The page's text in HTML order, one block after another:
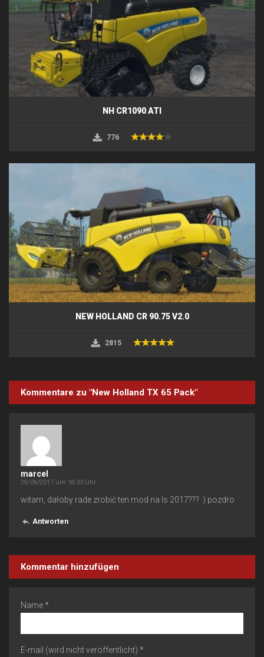
NH CR1090 ATI
776
NEW HOLLAND CR 90.75 V2.0
2815
Kommentare zu "New Holland TX 65 Pack"
marcel
29/06/2017 um 18:33 Uhr
witam, dałoby rade zrobić ten mod na ls 2017??? :) pozdro
Antworten
Kommentar hinzufügen
Name *
E-mail (wird nicht veröffentlicht) *